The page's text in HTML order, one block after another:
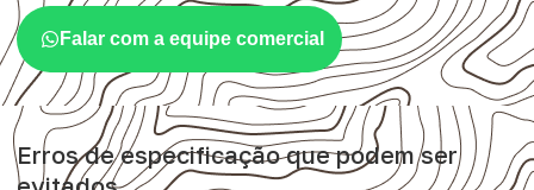
Falar com a equipe comercial
Erros de especificação que podem ser